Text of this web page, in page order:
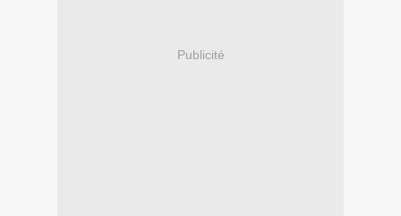
Publicité